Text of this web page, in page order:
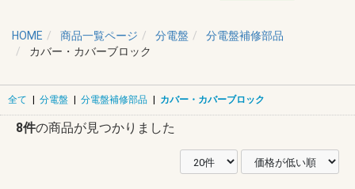
HOME 商品一覧ページ 分電盤
分電盤補修部品
カバー・カバーブロック
全て | 分電盤 | 分電盤補修部品 | カバー・カバーブロック
8件の商品が見つかりました